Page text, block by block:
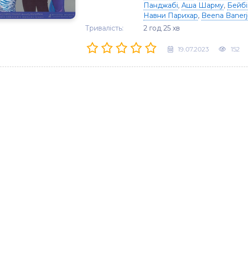
Панджабі, Аша Шарму,
Навни Парихар, Beena
Тривалість:
2 год 25 хв
19.07.2023 152